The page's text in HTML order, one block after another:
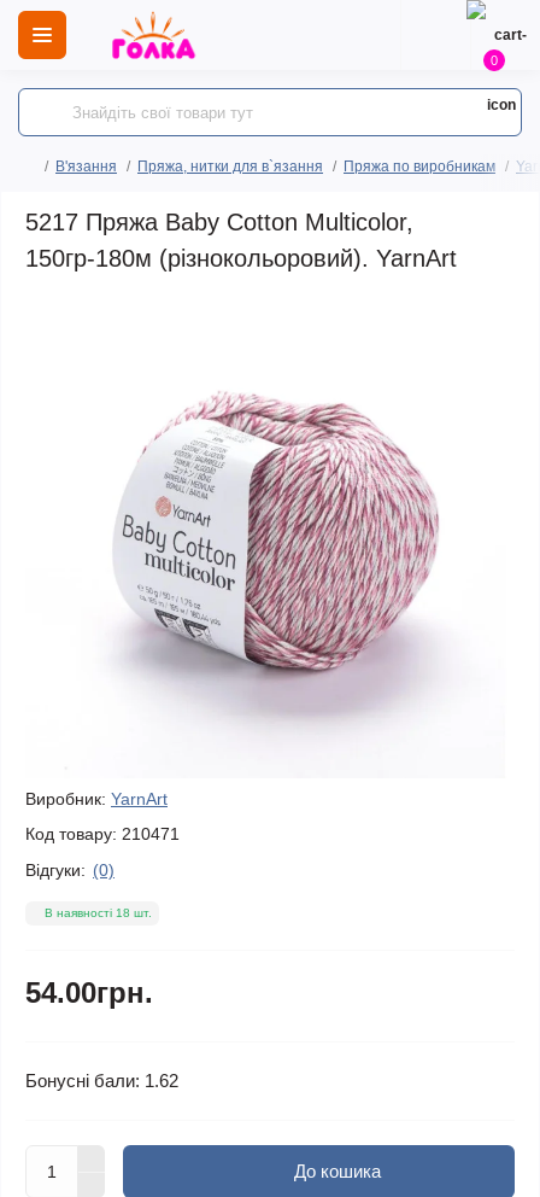
0
В'язання Пряжа, нитки для в`язання Пряжа по виробникам
5217 Пряжа Baby Cotton Multicolor,
150гр-180м (різнокольоровий). YarnArt
Виробник: YarnArt
Код товару: 210471
Відгуки: (0)
В наявності 18 шт.
54.00грн.
Бонусні бали: 1.62
До кошика